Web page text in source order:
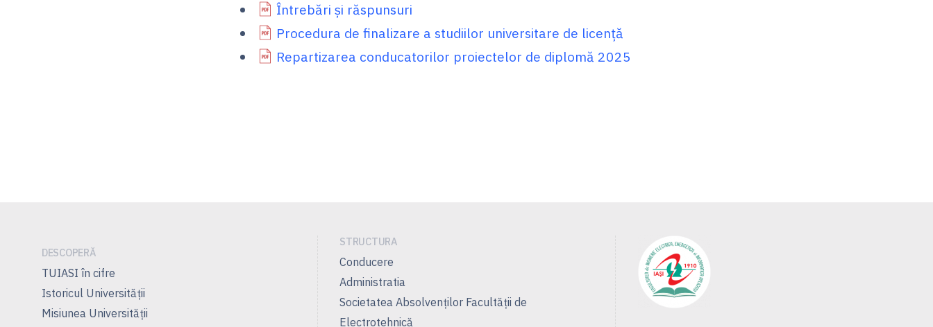
Întrebări și răspunsuri
Procedura de finalizare a studiilor universitare de licență
Repartizarea conducatorilor proiectelor de diplomă 2025
DESCOPERĂ
TUIASI în cifre
Istoricul Universităţii
Misiunea Universităţii
STRUCTURA
Conducere
Administratia
Societatea Absolvenților Facultății de
Electrotehnică